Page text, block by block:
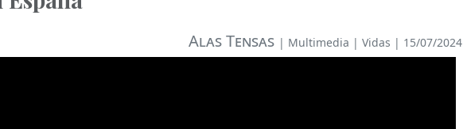
Alas Tensas | Multimedia |Vidas | 15/07/2024